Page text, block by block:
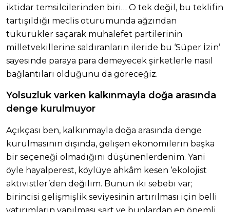
iktidar temsilcilerinden biri… O tek değil, bu teklifin
tartışıldığı meclis oturumunda ağzından
tükürükler saçarak muhalefet partilerinin
milletvekillerine saldıranların ileride bu ‘Süper İzin’
sayesinde paraya para demeyecek şirketlerle nasıl
bağlantıları olduğunu da göreceğiz.
Yolsuzluk varken kalkınmayla doğa arasında
denge kurulmuyor
Açıkçası ben, kalkınmayla doğa arasında denge
kurulmasının dışında, gelişen ekonomilerin başka
bir seçeneği olmadığını düşünenlerdenim. Yani
öyle hayalperest, köylüye ahkâm kesen ‘ekolojist
aktivistler’den değilim. Bunun iki sebebi var;
birincisi gelişmişlik seviyesinin artırılması için belli